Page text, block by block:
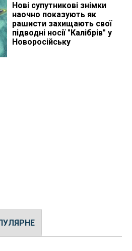
Нові супутникові знімки
наочно показують як
рашисти захищають свої
підводні носії "Калібрів" у
Новоросійську